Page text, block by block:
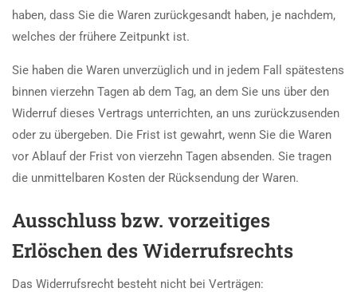
haben, dass Sie die Waren zurückgesandt haben, je nachdem,
welches der frühere Zeitpunkt ist.
Sie haben die Waren unverzüglich und in jedem Fall spätestens
binnen vierzehn Tagen ab dem Tag, an dem Sie uns über den
Widerruf dieses Vertrags unterrichten, an uns zurückzusenden
oder zu übergeben. Die Frist ist gewahrt, wenn Sie die Waren
vor Ablauf der Frist von vierzehn Tagen absenden. Sie tragen
die unmittelbaren Kosten der Rücksendung der Waren.
Ausschluss bzw. vorzeitiges
Erlöschen des Widerrufsrechts
Das Widerrufsrecht besteht nicht bei Verträgen: